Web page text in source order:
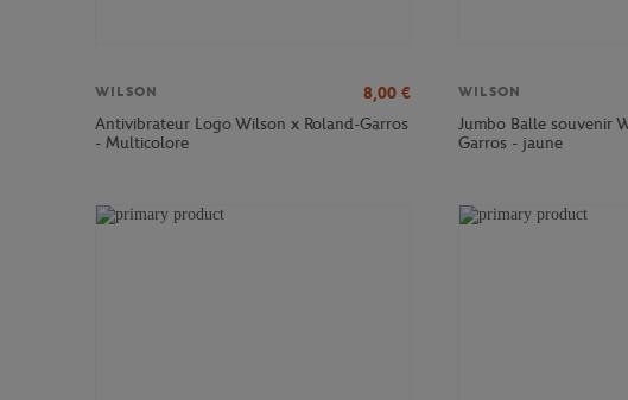
WILSON 8,00 €
Antivibrateur Logo Wilson x Roland-Garros
- Multicolore
WILSON
Jumbo Balle souvenir
Garros - jaune